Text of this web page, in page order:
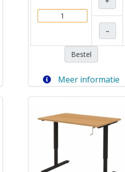
–
Bestel
Meer informatie